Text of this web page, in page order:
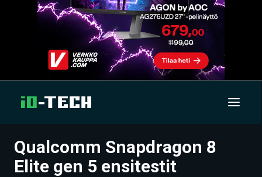
UUTISET
Qualcomm Snapdragon 8
Elite gen 5 ensitestit